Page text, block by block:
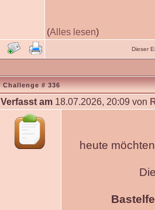
(Alles lesen)
Dieser
Challenge # 336
Verfasst am 18.07.2026, 20:09 von
heute